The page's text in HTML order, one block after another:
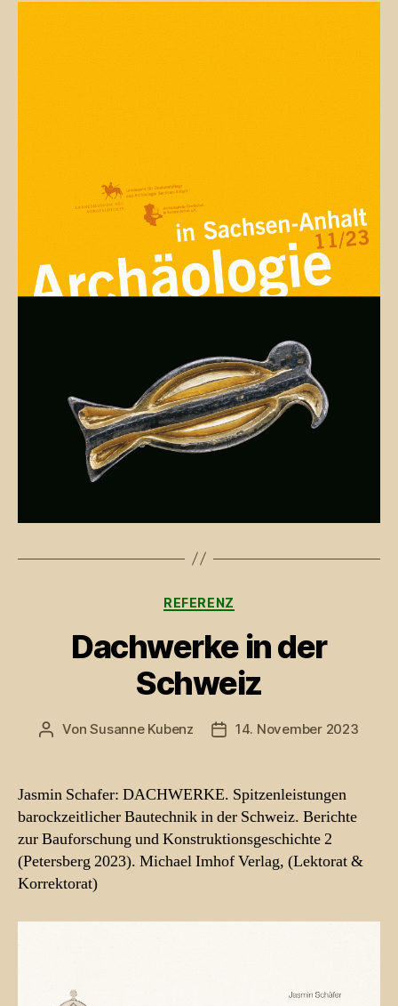
Kategorien
REFERENZ
Dachwerke in der
Schweiz
Beitragsautor
VonSusanne Kubenz Beitragsdatum
14. November 2023
Jasmin Schafer: DACHWERKE. Spitzenleistungen
barockzeitlicher Bautechnik in der Schweiz. Berichte
zur Bauforschung und Konstruktionsgeschichte 2
(Petersberg 2023). Michael Imhof Verlag, (Lektorat &
Korrektorat)